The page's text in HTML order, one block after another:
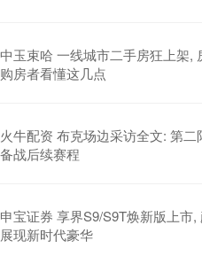
中玉束哈 一线城市二手房狂上架,
购房者看懂这几点
火牛配资 布克场边采访全文: 第二
备战后续赛程
申宝证券 享界S9/S9T焕新版上市,
展现新时代豪华